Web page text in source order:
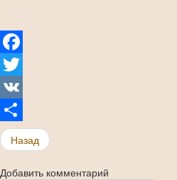
Facebook
Twitter
VK
Share
Назад
Добавить комментарий